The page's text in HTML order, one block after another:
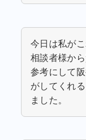
今日は私が
相談者様か
参考にして
がしてくれ
ました。